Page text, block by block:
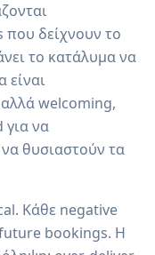
που δείχνουν το
το κατάλυμα να
είναι
welcoming,
να
θυσιαστούν τα
Κάθε negative
bookings. Η